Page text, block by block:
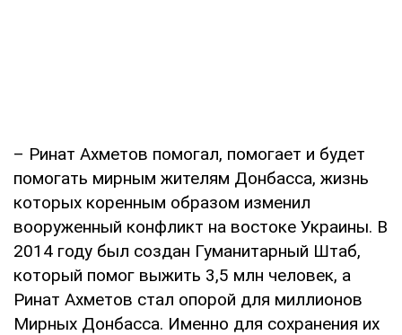
– Ринат Ахметов помогал, помогает и будет
помогать мирным жителям Донбасса, жизнь
которых коренным образом изменил
вооруженный конфликт на востоке Украины. В
2014 году был создан Гуманитарный Штаб,
который помог выжить 3,5 млн человек, а
Ринат Ахметов стал опорой для миллионов
Мирных Донбасса. Именно для сохранения их